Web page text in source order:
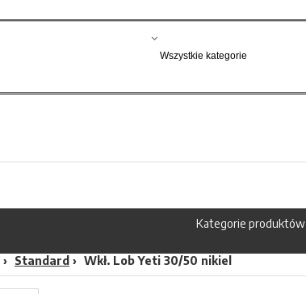
Kategorie produktów
Standard Wkł. Lob Yeti 30/50 nikiel